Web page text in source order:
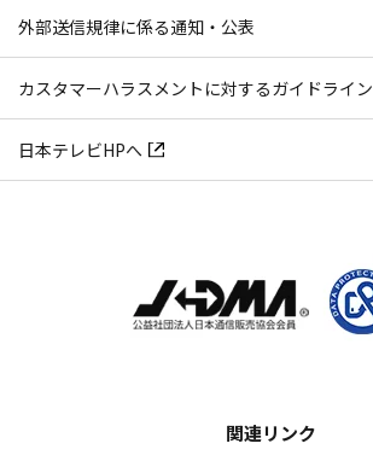
外部送信規律に係る通知・公表
カスタマーハラスメントに対するガイドライン
日本テレビHPへ
関連リンク